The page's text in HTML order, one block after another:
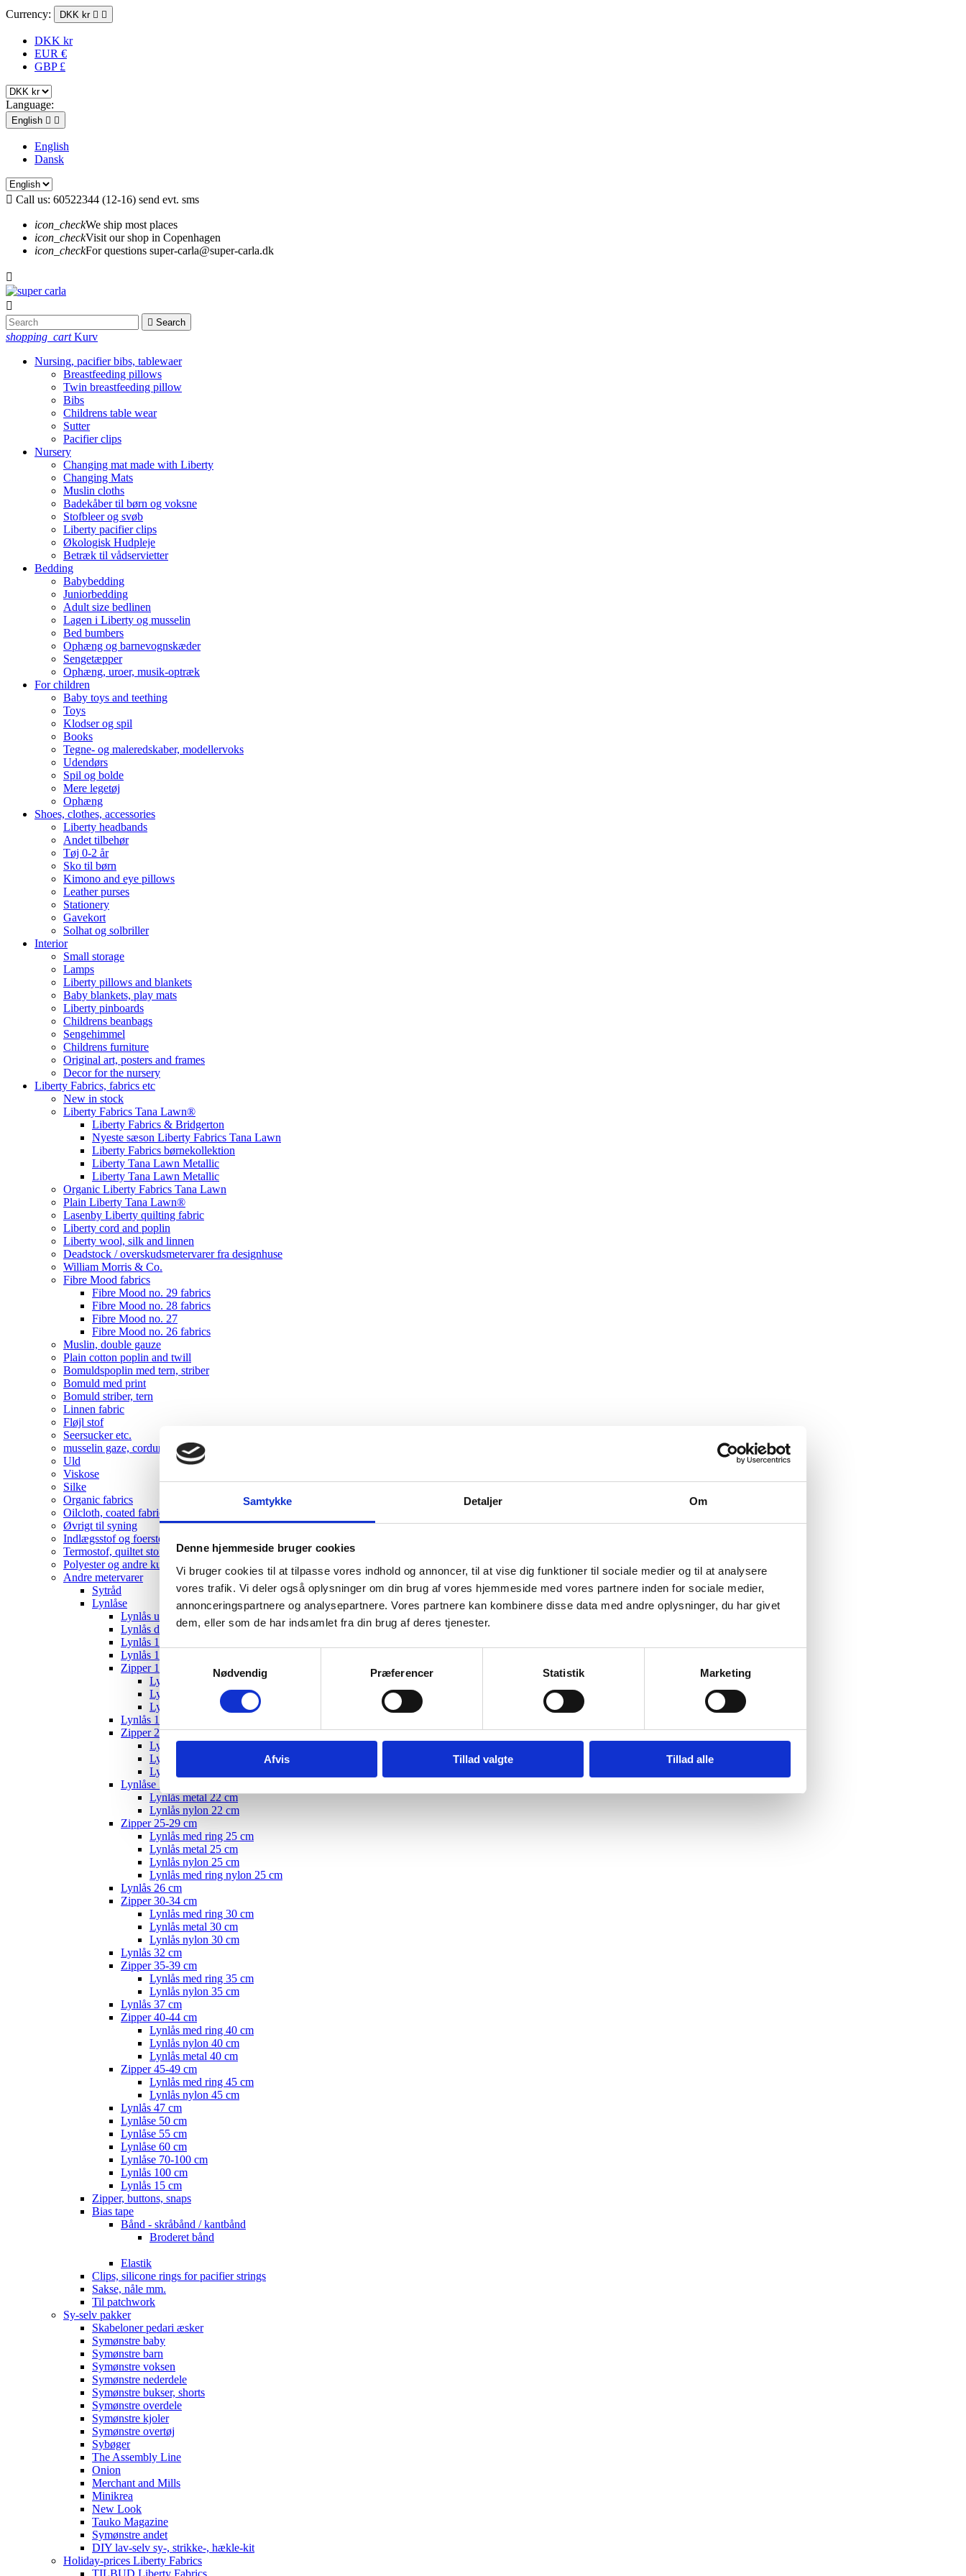
Samtykke Detaljer Om
Denne hjemmeside bruger cookies
Vi bruger cookies til at tilpasse vores indhold og annoncer, til at vise dig funktioner til sociale medier og til at analysere
vores trafik. Vi deler også oplysninger om din brug af vores hjemmeside med vores partnere inden for sociale medier,
annonceringspartnere og analysepartnere. Vores partnere kan kombinere disse data med andre oplysninger, du har givet
dem, eller som de har indsamlet fra din brug af deres tjenester.
Nødvendig
Præferencer Statistik Marketing
Afvis Tillad valgte Tillad alle
Currency: DKK kr  
DKK kr
EUR €
GBP £
Language:
English  
English
Dansk
 Call us: 60522344 (12-16) send evt. sms
icon_checkWe ship most places
icon_checkVisit our shop in Copenhagen
icon_checkFor questions super-carla@super-carla.dk


 Search
shopping_cart Kurv
Nursing, pacifier bibs, tablewaer
Breastfeeding pillows
Twin breastfeeding pillow
Bibs
Childrens table wear
Sutter
Pacifier clips
Nursery
Changing mat made with Liberty
Changing Mats
Muslin cloths
Badekåber til børn og voksne
Stofbleer og svøb
Liberty pacifier clips
Økologisk Hudpleje
Betræk til vådservietter
Bedding
Babybedding
Juniorbedding
Adult size bedlinen
Lagen i Liberty og musselin
Bed bumbers
Ophæng og barnevognskæder
Sengetæpper
Ophæng, uroer, musik-optræk
For children
Baby toys and teething
Toys
Klodser og spil
Books
Tegne- og maleredskaber, modellervoks
Udendørs
Spil og bolde
Mere legetøj
Ophæng
Shoes, clothes, accessories
Liberty headbands
Andet tilbehør
Tøj 0-2 år
Sko til børn
Kimono and eye pillows
Leather purses
Stationery
Gavekort
Solhat og solbriller
Interior
Small storage
Lamps
Liberty pillows and blankets
Baby blankets, play mats
Liberty pinboards
Childrens beanbags
Sengehimmel
Childrens furniture
Original art, posters and frames
Decor for the nursery
Liberty Fabrics, fabrics etc
New in stock
Liberty Fabrics Tana Lawn®
Liberty Fabrics & Bridgerton
Nyeste sæson Liberty Fabrics Tana Lawn
Liberty Fabrics børnekollektion
Liberty Tana Lawn Metallic
Liberty Tana Lawn Metallic
Organic Liberty Fabrics Tana Lawn
Plain Liberty Tana Lawn®
Lasenby Liberty quilting fabric
Liberty cord and poplin
Liberty wool, silk and linnen
Deadstock / overskudsmetervarer fra designhuse
William Morris & Co.
Fibre Mood fabrics
Fibre Mood no. 29 fabrics
Fibre Mood no. 28 fabrics
Fibre Mood no. 27
Fibre Mood no. 26 fabrics
Muslin, double gauze
Plain cotton poplin and twill
Bomuldspoplin med tern, striber
Bomuld med print
Bomuld striber, tern
Linnen fabric
Fløjl stof
Seersucker etc.
musselin gaze, corduroy , velvet
Uld
Viskose
Silke
Organic fabrics
Oilcloth, coated fabrics
Øvrigt til syning
Indlægsstof og foerstof
Termostof, quiltet stof
Polyester og andre kunststoffer
Andre metervarer
Sytråd
Lynlåse
Lynlås usynlig
Lynlås delbar
Lynlås 12 cm
Lynlås 15 cm
Zipper 10-19 cm
Lynlås med ring - 18 cm
Lynlås nylon 18 cm
Lynlås metal 22 cm
Lynlås 19 cm
Zipper 20-24 cm
Lynlås med ring 20 cm
Lynlås metal 20 cm
Lynlås nylon 20 cm
Lynlåse 22 cm
Lynlås metal 22 cm
Lynlås nylon 22 cm
Zipper 25-29 cm
Lynlås med ring 25 cm
Lynlås metal 25 cm
Lynlås nylon 25 cm
Lynlås med ring nylon 25 cm
Lynlås 26 cm
Zipper 30-34 cm
Lynlås med ring 30 cm
Lynlås metal 30 cm
Lynlås nylon 30 cm
Lynlås 32 cm
Zipper 35-39 cm
Lynlås med ring 35 cm
Lynlås nylon 35 cm
Lynlås 37 cm
Zipper 40-44 cm
Lynlås med ring 40 cm
Lynlås nylon 40 cm
Lynlås metal 40 cm
Zipper 45-49 cm
Lynlås med ring 45 cm
Lynlås nylon 45 cm
Lynlås 47 cm
Lynlåse 50 cm
Lynlåse 55 cm
Lynlåse 60 cm
Lynlåse 70-100 cm
Lynlås 100 cm
Lynlås 15 cm
Zipper, buttons, snaps
Bias tape
Bånd - skråbånd / kantbånd
Broderet bånd
Elastik
Clips, silicone rings for pacifier strings
Sakse, nåle mm.
Til patchwork
Sy-selv pakker
Skabeloner pedari æsker
Symønstre baby
Symønstre barn
Symønstre voksen
Symønstre nederdele
Symønstre bukser, shorts
Symønstre overdele
Symønstre kjoler
Symønstre overtøj
Sybøger
The Assembly Line
Onion
Merchant and Mills
Minikrea
New Look
Tauko Magazine
Symønstre andet
DIY lav-selv sy-, strikke-, hækle-kit
Holiday-prices Liberty Fabrics
TILBUD Liberty Fabrics